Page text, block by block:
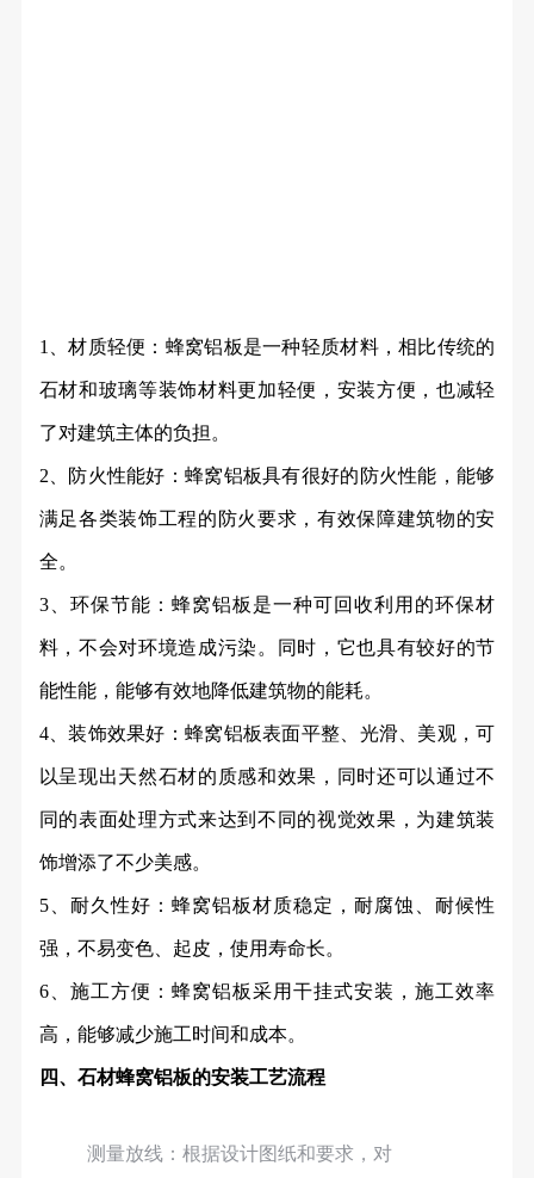
1、材质轻便：蜂窝铝板是一种轻质材料，相比传统的
石材和玻璃等装饰材料更加轻便，安装方便，也减轻
了对建筑主体的负担。
2、防火性能好：蜂窝铝板具有很好的防火性能，能够
满足各类装饰工程的防火要求，有效保障建筑物的安
全。
3、环保节能：蜂窝铝板是一种可回收利用的环保材
料，不会对环境造成污染。同时，它也具有较好的节
能性能，能够有效地降低建筑物的能耗。
4、装饰效果好：蜂窝铝板表面平整、光滑、美观，可
以呈现出天然石材的质感和效果，同时还可以通过不
同的表面处理方式来达到不同的视觉效果，为建筑装
饰增添了不少美感。
5、耐久性好：蜂窝铝板材质稳定，耐腐蚀、耐候性
强，不易变色、起皮，使用寿命长。
6、施工方便：蜂窝铝板采用干挂式安装，施工效率
高，能够减少施工时间和成本。
四、石材蜂窝铝板的安装工艺流程
测量放线：根据设计图纸和要求，对